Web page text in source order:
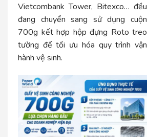
Vietcombank Tower, Bitexco… đều
đang chuyển sang sử dụng cuộn
700g kết hợp hộp đựng Roto treo
tường để tối ưu hóa quy trình vận
hành vệ sinh.